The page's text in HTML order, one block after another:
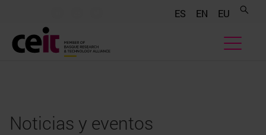
ES EN EU
Noticias y eventos